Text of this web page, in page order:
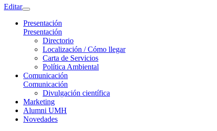
Editar
Presentación
Presentación
Directorio
Localización / Cómo llegar
Carta de Servicios
Política Ambiental
Comunicación
Comunicación
Divulgación científica
Marketing
Alumni UMH
Novedades